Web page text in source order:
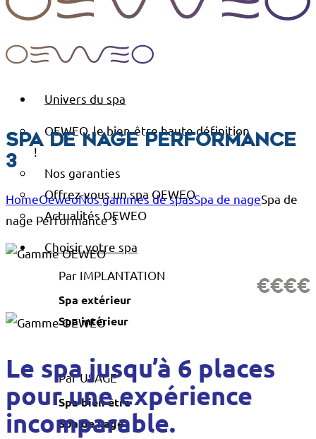
Univers du spa
OEWEO, le bien-être haute définition
!
Nos garanties
Offrez-vous un spa OEWEO
Actualités OEWEO
Choisir votre spa
Par IMPLANTATION
Spa extérieur
Spa intérieur
Par USAGE
Spa bien-être
Spa de nage
Spa de nage Performance
3
HomeOeweoNos gammes de spasSpa de nageSpa de
nage Performance 3
€€€€
Le spa jusqu’à 6 places
pour une expérience
incomparable.